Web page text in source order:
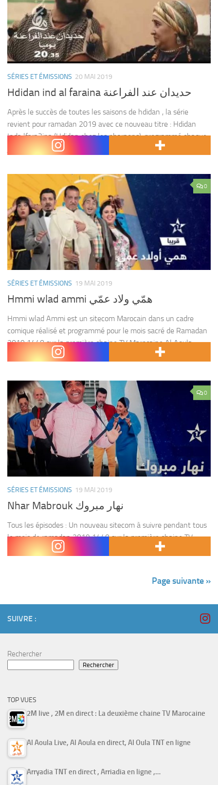
SÉRIES ET ÉMISSIONS 20 MAI 2019
Hdidan ind al faraina حديدان عند الفراعنة
Après le succès de toutes les saisons de hdidan , la série
revient pour ramadan 2019 avec ce nouveau titre : Hdidan
Inda lfara3ina (Hdidan chez les pharaons), programmé chaque
jour sur 2m à...
0
SÉRIES ET ÉMISSIONS 19 MAI 2019
Hmmi wlad ammi همّي ولاد عمّي
Hmmi wlad Ammi est un sitecom Marocain dans un cadre
comique réalisé et programmé pour le mois sacré de Ramadan
2019 1440 sur la première chaine TV Marocaine Al Aoula.
Avec Hmi oulad 3mi...
0
SÉRIES ET ÉMISSIONS 19 MAI 2019
Nhar Mabrouk نهار مبروك
Tous les épisodes : Un nouveau sitecom à suivre pendant tous
le mois de ramadan 2019 1440 sur la première chaine TV
Marocaine Al Aoula après le ftour. Tags : Nhar mabrouk , nhar...
Page suivante »
SUIVRE :
Rechercher
Rechercher
TOP VUES
2M live , 2M en direct : La deuxième chaine TV Marocaine
Al Aoula Live, Al Aoula en direct, Al Oula TNT en ligne
Arryadia TNT en direct , Arriadia en ligne ,…